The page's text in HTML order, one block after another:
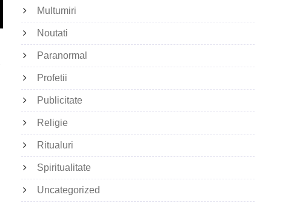
Multumiri
Noutati
Paranormal
Profetii
Publicitate
Religie
Ritualuri
Spiritualitate
Uncategorized